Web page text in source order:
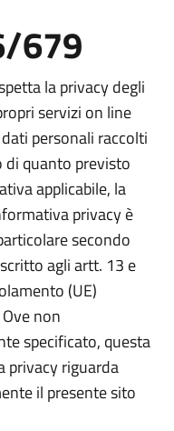
679
la privacy degli
servizi on line
personali raccolti
di quanto previsto
applicabile, la
privacy è
secondo
agli artt. 13 e
(UE)
non
specificato, questa
privacy riguarda
il presente sito